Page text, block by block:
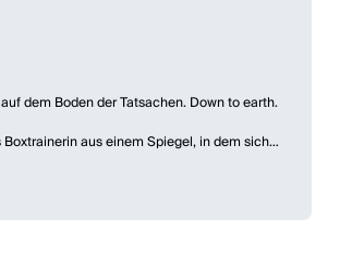
dem Boden der Tatsachen. Down to earth.
aus einem Spiegel, in dem sich
Originalen entgleiten ihre Doubles, mit
Rose 2 zählt den zu Boden Fallenden aus,
ein Kampf der Liebe und des Hasses.